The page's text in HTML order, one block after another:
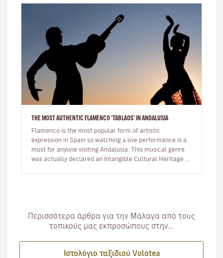
THE MOST AUTHENTIC FLAMENCO 'TABLAOS' IN ANDALUSIA
Flamenco is the most popular form of artistic
expression in Spain so watching a live performance is a
must for anyone visiting Andalusia. This musical genre
was actually declared an Intangible Cultural Heritage by
Περισσότερα άρθρα για την Μάλαγα από τους
τοπικούς μας εκπροσώπους στην...
Ιστολόγιο ταξιδιού Volotea